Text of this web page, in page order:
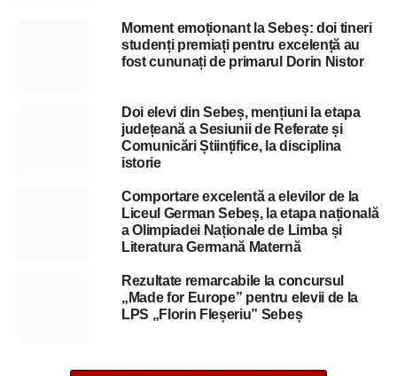
Moment emoționant la Sebeș: doi tineri
studenți premiați pentru excelență au
fost cununați de primarul Dorin Nistor
Doi elevi din Sebeș, mențiuni la etapa
județeană a Sesiunii de Referate și
Comunicări Științifice, la disciplina
istorie
Comportare excelentă a elevilor de la
Liceul German Sebeș, la etapa națională
a Olimpiadei Naționale de Limba și
Literatura Germană Maternă
Rezultate remarcabile la concursul
„Made for Europe” pentru elevii de la
LPS „Florin Fleșeriu” Sebeș